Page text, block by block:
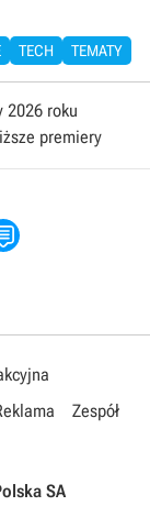
TECH TEMATY
2026 roku
premiery
Zespół
SA